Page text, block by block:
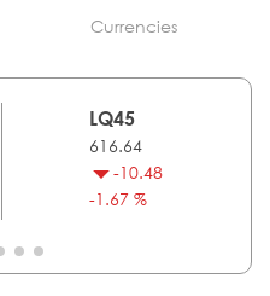
Currencies
LQ45
616.64
-10.48
-1.67 %